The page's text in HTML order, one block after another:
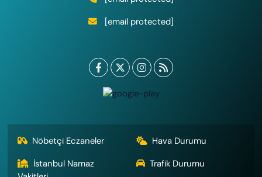
[email protected]
Nöbetçi Eczaneler
Hava Durumu
İstanbul Namaz
Trafik Durumu